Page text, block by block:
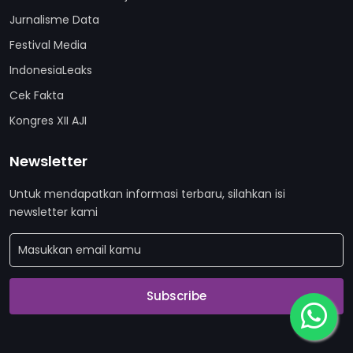
Jurnalisme Data
Festival Media
IndonesiaLeaks
Cek Fakta
Kongres XII AJI
Newsletter
Untuk mendapatkan informasi terbaru, silahkan isi
newsletter kami
Subscribe